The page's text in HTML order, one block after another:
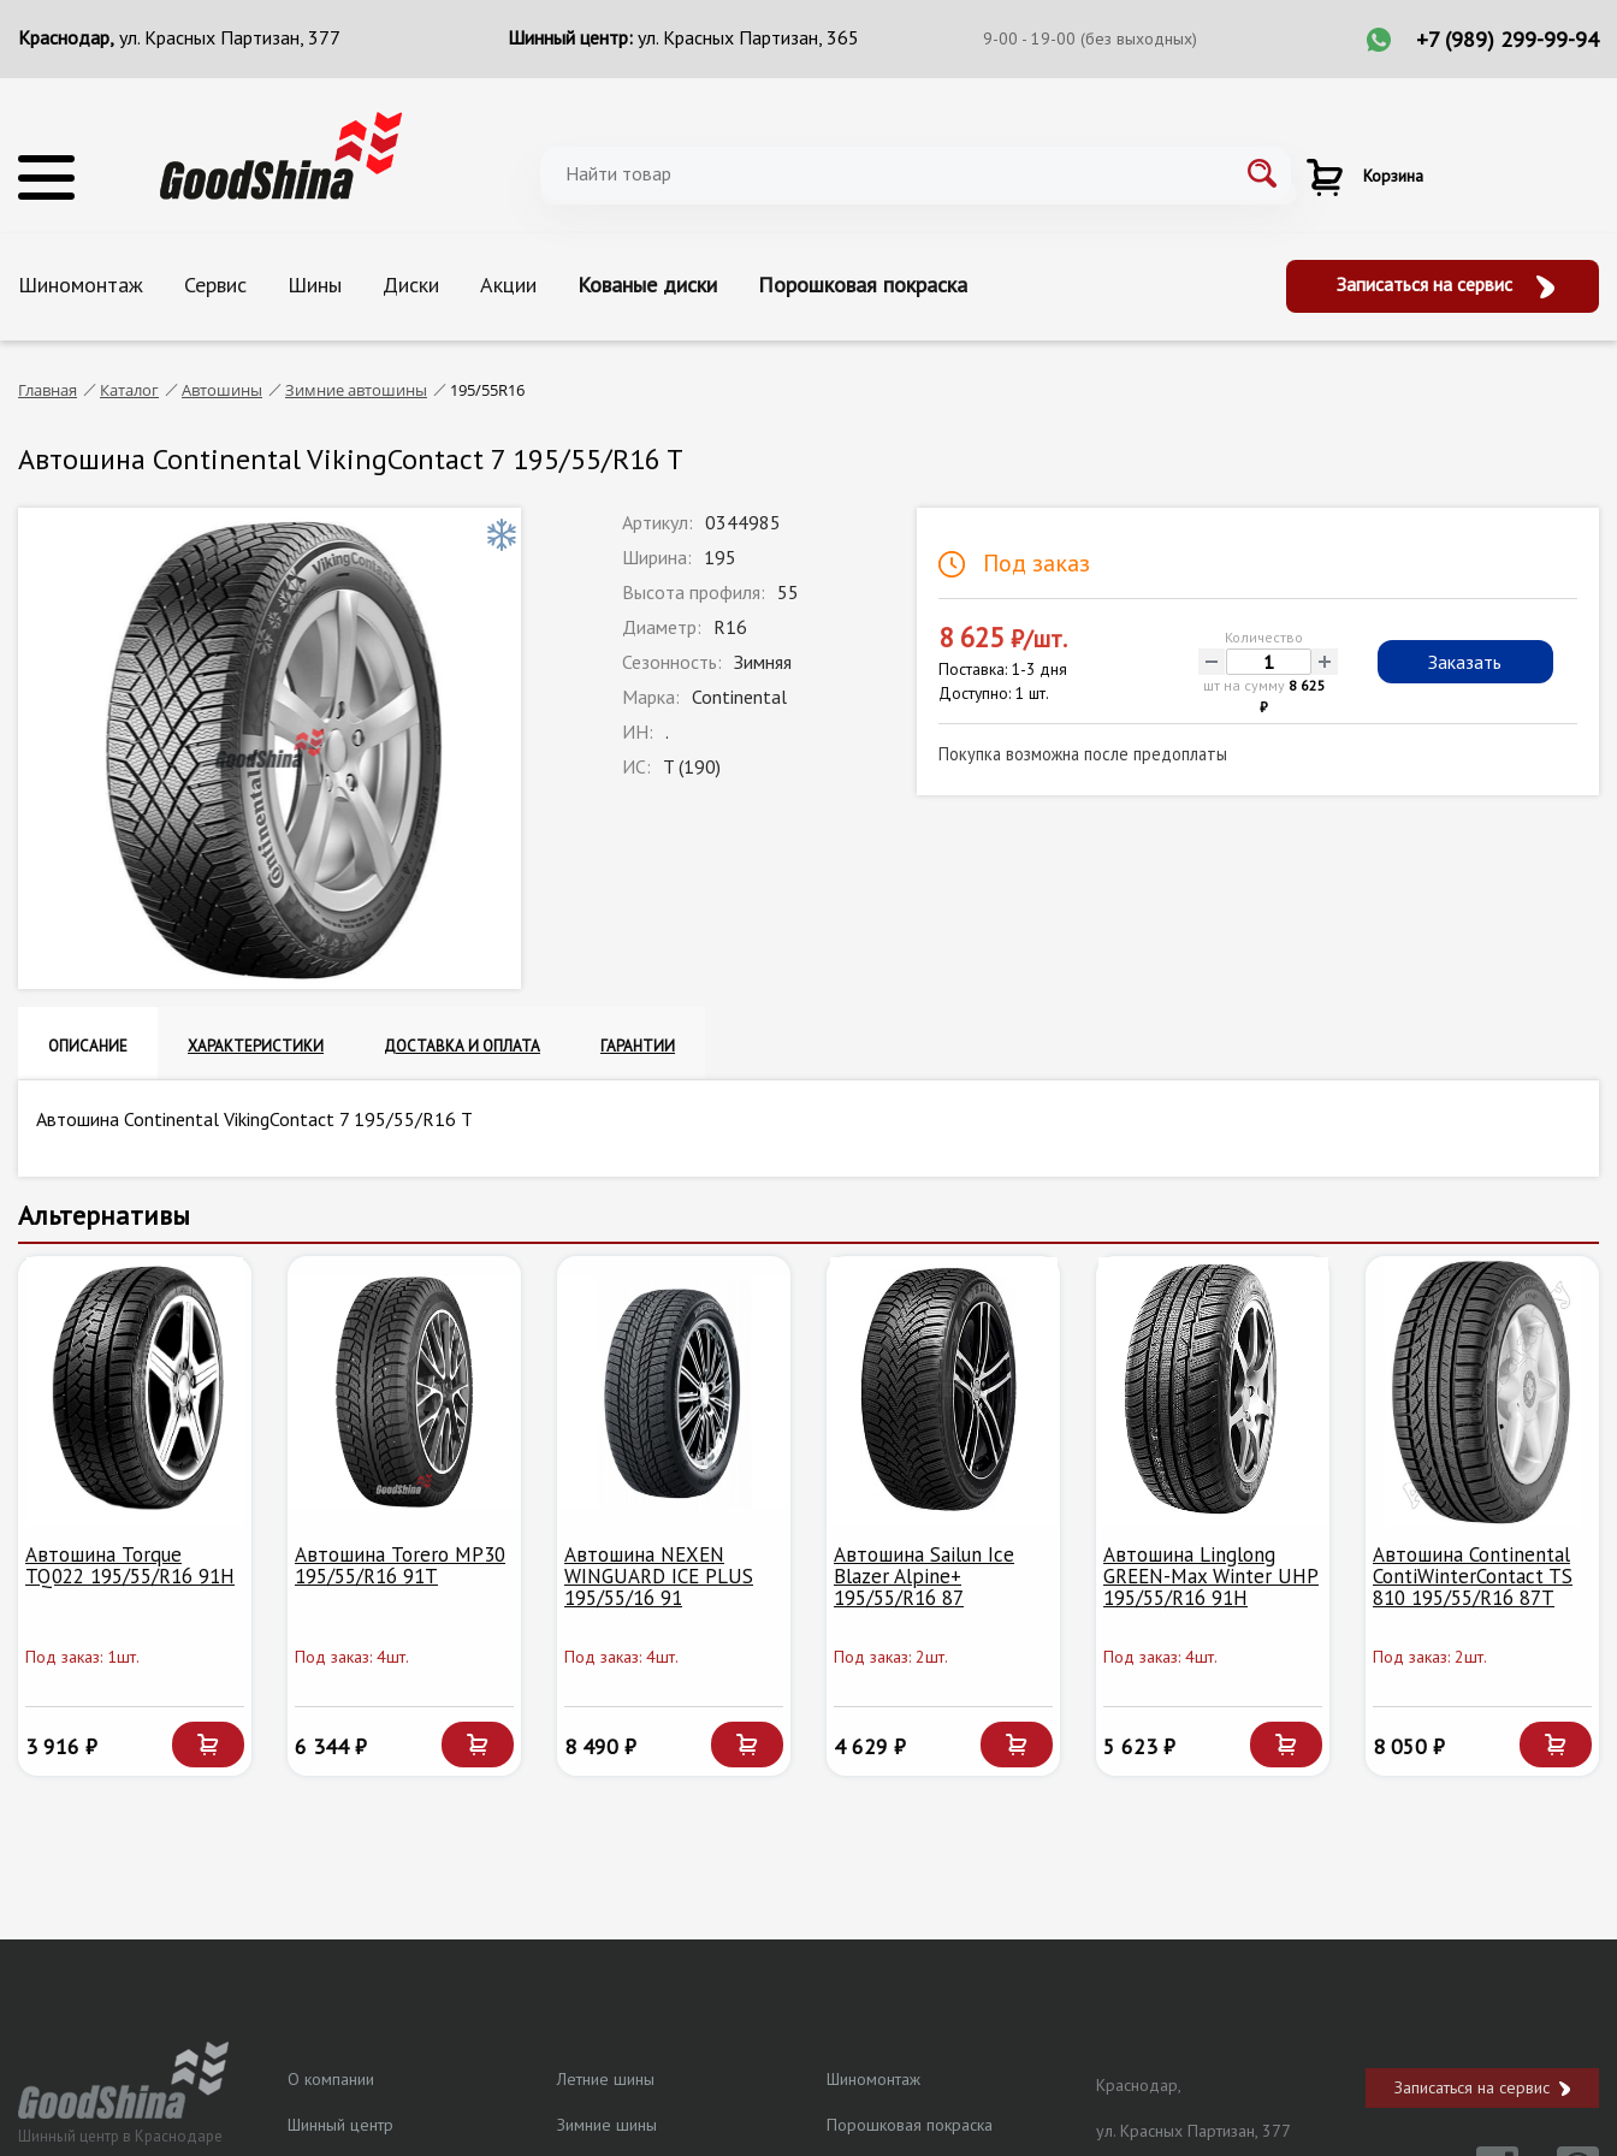
Краснодар, ул. Красных Партизан, 377 Шинный центр:ул. Красных Партизан, 365 9-00 - 19-00 (без выходных) +7 (989) 299-99-94
Корзина
Шиномонтаж Сервис Шины Диски Акции Кованые диски Порошковая покраска Записаться на сервис
Главная Каталог Автошины Зимние автошины 195/55R16
Автошина Continental VikingContact 7 195/55/R16 T
Артикул: 0344985
Ширина: 195
Высота профиля: 55
Диаметр: R16
Сезонность: Зимняя
Марка: Continental
ИН: .
ИС: T (190)
Под заказ
8 625 ₽/шт.
Поставка: 1-3 дня
Доступно: 1 шт.
Количество
- +
шт на сумму 8 625
₽
Заказать
Покупка возможна после предоплаты
ОПИСАНИЕ ХАРАКТЕРИСТИКИ ДОСТАВКА И ОПЛАТА ГАРАНТИИ
Автошина Continental VikingContact 7 195/55/R16 T
Альтернативы
Автошина Torque
TQ022 195/55/R16 91H
Под заказ: 1шт.
3 916 ₽
Автошина Torero MP30
195/55/R16 91T
Под заказ: 4шт.
6 344 ₽
Автошина NEXEN
WINGUARD ICE PLUS
195/55/16 91
Под заказ: 4шт.
8 490 ₽
Автошина Sailun Ice
Blazer Alpine+
195/55/R16 87
Под заказ: 2шт.
4 629 ₽
Автошина Linglong
GREEN-Max Winter UHP
195/55/R16 91H
Под заказ: 4шт.
5 623 ₽
Автошина Continental
ContiWinterContact TS
810 195/55/R16 87T
Под заказ: 2шт.
8 050 ₽
Шинный центр в Краснодаре
О компании
Шинный центр
Летние шины
Зимние шины
Шиномонтаж
Порошковая покраска
Краснодар,
ул. Красных Партизан, 377
Записаться на сервис